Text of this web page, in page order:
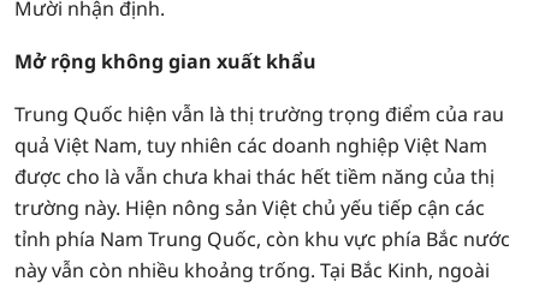
Mười nhận định.
Mở rộng không gian xuất khẩu
Trung Quốc hiện vẫn là thị trường trọng điểm của rau
quả Việt Nam, tuy nhiên các doanh nghiệp Việt Nam
được cho là vẫn chưa khai thác hết tiềm năng của thị
trường này. Hiện nông sản Việt chủ yếu tiếp cận các
tỉnh phía Nam Trung Quốc, còn khu vực phía Bắc nước
này vẫn còn nhiều khoảng trống. Tại Bắc Kinh, ngoài